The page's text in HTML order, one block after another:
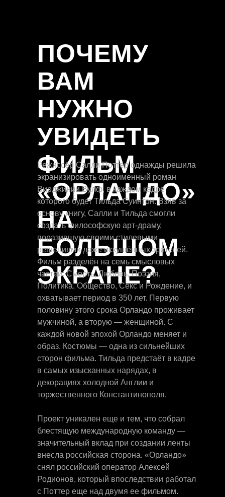
ПОЧЕМУ
ВАМ
НУЖНО
УВИДЕТЬ
ФИЛЬМ
«ОРЛАНДО»
НА
БОЛЬШОМ
ЭКРАНЕ?
Режиссёр Салли Поттер однажды решила
экранизировать одноименный роман
Вирджинии Вулф, в каждом кадре
которого будет Тильда Суинтон. Взяв за
основу книгу, Салли и Тильда смогли
создать философскую арт-драму,
поразившую своими стилевыми
решениями даже искушённых зрителей.
Фильм разделён на семь смысловых
частей: Смерть, Любовь, Поэзия,
Политика, Общество, Секс и Рождение, и
охватывает период в 350 лет. Первую
половину этого срока Орландо проживает
мужчиной, а вторую — женщиной. С
каждой новой эпохой Орландо меняет и
образ. Костюмы — одна из сильнейших
сторон фильма. Тильда предстаёт в кадре
в самых изысканных нарядах, в
декорациях холодной Англии и
торжественного Константинополя.
Проект уникален еще и тем, что собрал
блестящую международную команду —
значительный вклад при создании ленты
внесла российская сторона. «Орландо»
снял российский оператор Алексей
Родионов, который впоследствии работал
с Поттер еще над двумя ее фильмом.